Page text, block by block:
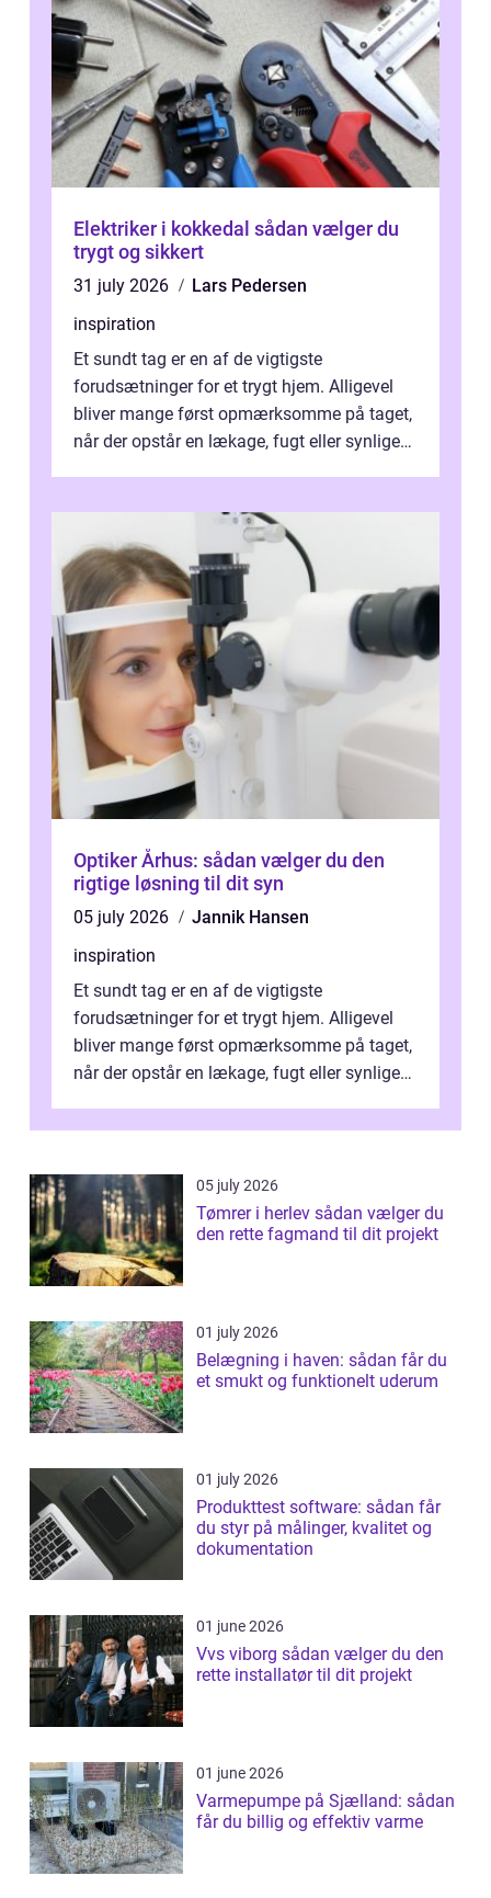
Elektriker i kokkedal sådan vælger du
trygt og sikkert
31 july 2026
Lars Pedersen
inspiration
Et sundt tag er en af de vigtigste
forudsætninger for et trygt hjem. Alligevel
bliver mange først opmærksomme på taget,
når der opstår en lækage, fugt eller synlige
Optiker Århus: sådan vælger du den
rigtige løsning til dit syn
05 july 2026
Jannik Hansen
inspiration
Et sundt tag er en af de vigtigste
forudsætninger for et trygt hjem. Alligevel
bliver mange først opmærksomme på taget,
når der opstår en lækage, fugt eller synlige
05 july 2026
Tømrer i herlev sådan vælger du
den rette fagmand til dit projekt
01 july 2026
Belægning i haven: sådan får du
et smukt og funktionelt uderum
01 july 2026
Produkttest software: sådan får
du styr på målinger, kvalitet og
dokumentation
01 june 2026
Vvs viborg sådan vælger du den
rette installatør til dit projekt
01 june 2026
Varmepumpe på Sjælland: sådan
får du billig og effektiv varme